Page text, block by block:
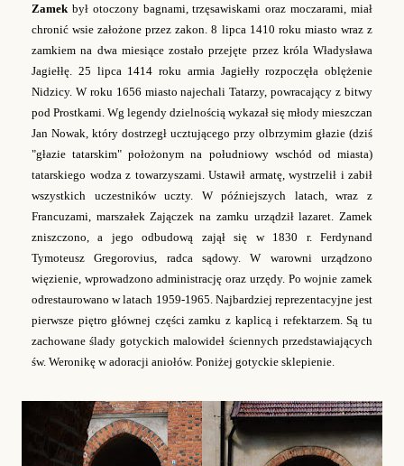
Zamek był otoczony bagnami, trzęsawiskami oraz moczarami, miał
chronić wsie założone przez zakon. 8 lipca 1410 roku miasto wraz z
zamkiem na dwa miesiące zostało przejęte przez króla Władysława
Jagiełłę. 25 lipca 1414 roku armia Jagiełły rozpoczęła oblężenie
Nidzicy. W roku 1656 miasto najechali Tatarzy, powracający z bitwy
pod Prostkami. Wg legendy dzielnością wykazał się młody mieszczan
Jan Nowak, który dostrzegł ucztującego przy olbrzymim głazie (dziś
"głazie tatarskim" położonym na południowy wschód od miasta)
tatarskiego wodza z towarzyszami. Ustawił armatę, wystrzelił i zabił
wszystkich uczestników uczty. W późniejszych latach, wraz z
Francuzami, marszałek Zajączek na zamku urządził lazaret. Zamek
zniszczono, a jego odbudową zajął się w 1830 r. Ferdynand
Tymoteusz Gregorovius, radca sądowy. W warowni urządzono
więzienie, wprowadzono administrację oraz urzędy. Po wojnie zamek
odrestaurowano w latach 1959-1965. Najbardziej reprezentacyjne jest
pierwsze piętro głównej części zamku z kaplicą i refektarzem. Są tu
zachowane ślady gotyckich malowideł ściennych przedstawiających
św. Weronikę w adoracji aniołów. Poniżej gotyckie sklepienie.